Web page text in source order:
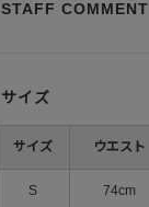
STAFF COMMENT
サイズ
サイズ ウエスト
S 74cm